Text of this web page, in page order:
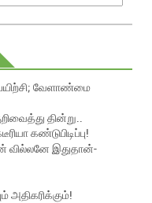
பயிற்சி; வேளாண்மை
தின்று..
கண்டுபிடிப்பு!
வில்லனே இதுதான்-
அதிகரிக்கும்!